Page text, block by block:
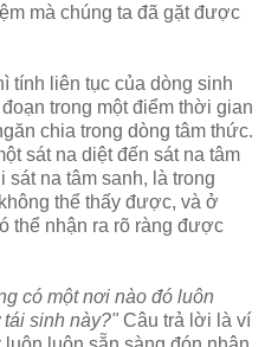
mà chúng ta đã gặt được
tính liên tục của dòng sinh
trong một điểm thời gian
chia trong dòng tâm thức.
sát na diệt đến sát na tâm
na tâm sanh, là trong
thể thấy được, và ở
thể nhận ra rõ ràng được
có một nơi nào đó luôn
sinh này?" Câu trả lời là ví